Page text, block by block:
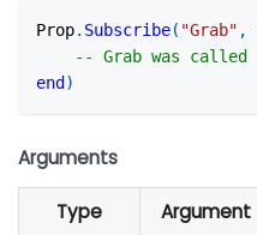
Prop. Subscribe( "Grab" ,
-- Grab was called
end )
Arguments
Type Argument